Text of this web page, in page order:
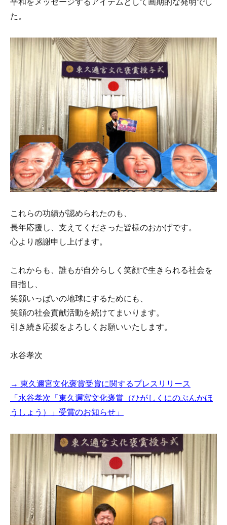
た。
これらの功績が認められたのも、
長年応援し、支えてくださった皆様のおかげです。
心より感謝申し上げます。
これからも、誰もが自分らしく笑顔で生きられる社会を
目指し、
笑顔いっぱいの地球にするためにも、
笑顔の社会貢献活動を続けてまいります。
引き続き応援をよろしくお願いいたします。
水谷孝次
→ 東久邇宮文化褒賞受賞に関するプレスリリース
「水谷孝次「東久邇宮文化褒賞（ひがしくにのぶんかほ
うしょう）」受賞のお知らせ」